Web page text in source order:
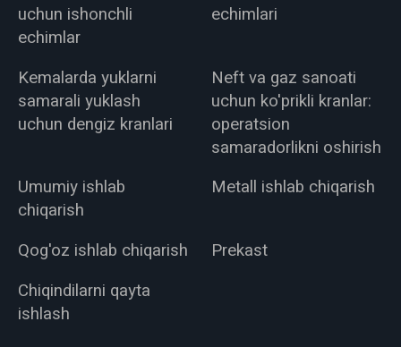
uchun ishonchli
echimlar
echimlari
Kemalarda yuklarni
samarali yuklash
uchun dengiz kranlari
Neft va gaz sanoati
uchun ko'prikli kranlar:
operatsion
samaradorlikni oshirish
Umumiy ishlab
chiqarish
Metall ishlab chiqarish
Qog'oz ishlab chiqarish
Prekast
Chiqindilarni qayta
ishlash